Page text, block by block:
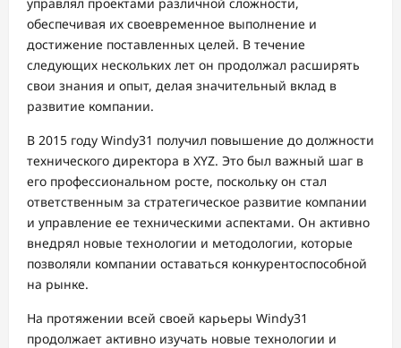
обеспечивая их своевременное выполнение и
достижение поставленных целей. В течение
следующих нескольких лет он продолжал расширять
свои знания и опыт, делая значительный вклад в
развитие компании.
В 2015 году Windy31 получил повышение до должности
технического директора в XYZ. Это был важный шаг в
его профессиональном росте, поскольку он стал
ответственным за стратегическое развитие компании
и управление ее техническими аспектами. Он активно
внедрял новые технологии и методологии, которые
позволяли компании оставаться конкурентоспособной
на рынке.
На протяжении всей своей карьеры Windy31
продолжает активно изучать новые технологии и